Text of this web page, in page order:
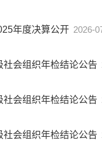
年度决算公开 2026-
会组织年检结论公告
会组织年检结论公告
会组织年检结论公告